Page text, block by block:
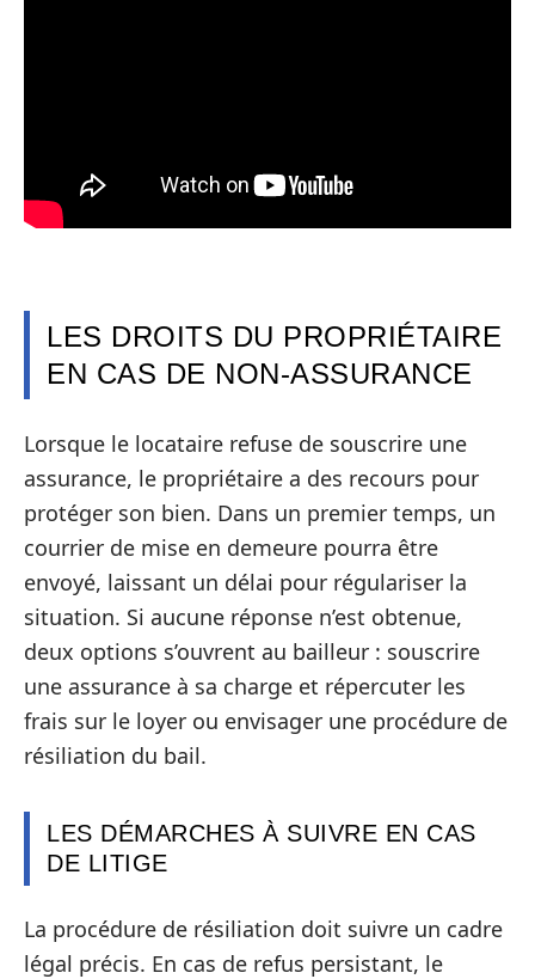
LES DROITS DU PROPRIÉTAIRE
EN CAS DE NON-ASSURANCE
Lorsque le locataire refuse de souscrire une
assurance, le propriétaire a des recours pour
protéger son bien. Dans un premier temps, un
courrier de mise en demeure pourra être
envoyé, laissant un délai pour régulariser la
situation. Si aucune réponse n’est obtenue,
deux options s’ouvrent au bailleur : souscrire
une assurance à sa charge et répercuter les
frais sur le loyer ou envisager une procédure de
résiliation du bail.
LES DÉMARCHES À SUIVRE EN CAS
DE LITIGE
La procédure de résiliation doit suivre un cadre
légal précis. En cas de refus persistant, le